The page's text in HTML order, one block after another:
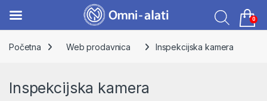
Početna
Web prodavnica Inspekcijska kamera
Inspekcijska kamera
0